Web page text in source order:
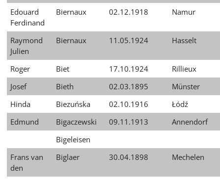
Edouard
Ferdinand
Biernaux 02.12.1918 Namur
Raymond
Julien
Biernaux 11.05.1924 Hasselt
Roger Biet 17.10.1924
Rillieux
Josef
Bieth 02.03.1895
Münster
Hinda
Biezuńska 02.10.1916
Łódź
Edmund
Bigaczewski 09.11.1913
Annendorf
Bigeleisen
Frans van
den
Biglaer 30.04.1898 Mechelen